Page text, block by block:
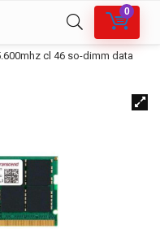
0
cl 46 so-dimm data